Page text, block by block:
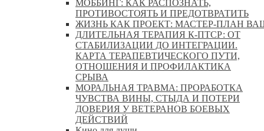
МОББИНГ: КАК РАСПОЗНАТЬ,
ПРОТИВОСТОЯТЬ И ПРЕДОТВРАТИТЬ
ЖИЗНЬ КАК ПРОЕКТ: МАСТЕР‑ПЛАН
ДЛИТЕЛЬНАЯ ТЕРАПИЯ К-ПТСР: ОТ
СТАБИЛИЗАЦИИ ДО ИНТЕГРАЦИИ.
КАРТА ТЕРАПЕВТИЧЕСКОГО ПУТИ,
ОТНОШЕНИЯ И ПРОФИЛАКТИКА
СРЫВА
МОРАЛЬНАЯ ТРАВМА: ПРОРАБОТКА
ЧУВСТВА ВИНЫ, СТЫДА И ПОТЕРИ
ДОВЕРИЯ У ВЕТЕРАНОВ БОЕВЫХ
ДЕЙСТВИЙ